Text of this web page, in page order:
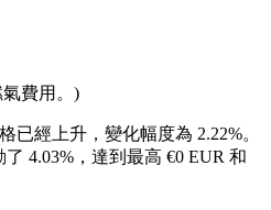
宗商品衍生性商品
費用。)
已經上升，變化幅度為 2.22%。
4.03%，達到最高 €0 EUR 和